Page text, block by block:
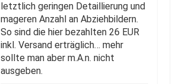
letztlich geringen Detaillierung und
mageren Anzahl an Abziehbildern.
So sind die hier bezahlten 26 EUR
inkl. Versand erträglich… mehr
sollte man aber m.A.n. nicht
ausgeben.